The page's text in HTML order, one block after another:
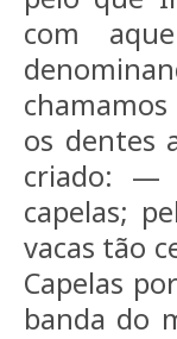
com
os dentes
criado: —
capelas;
vacas tão
Capelas
banda do